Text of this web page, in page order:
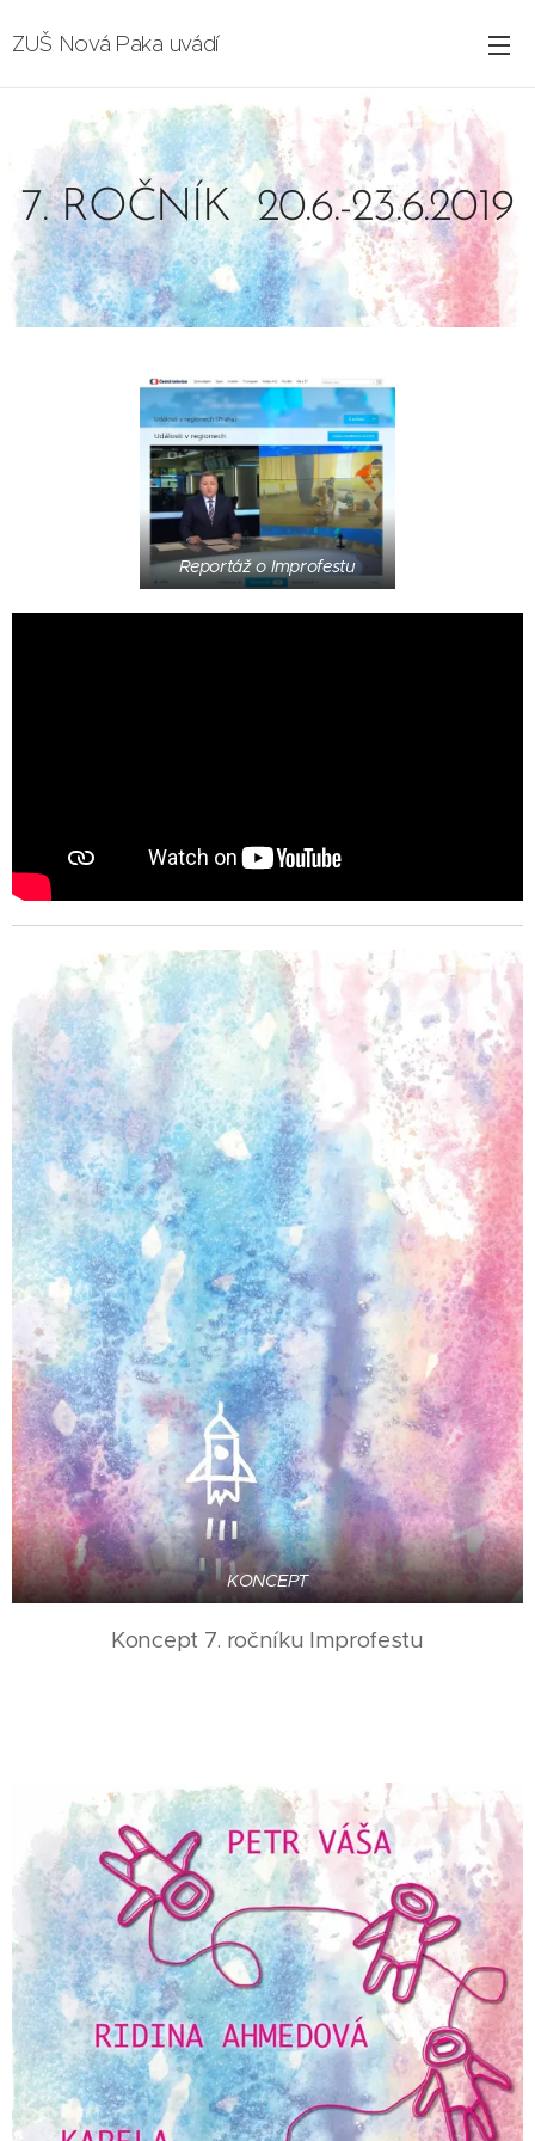
ZUŠ Nová Paka uvádí
7. ROČNÍK 20.6.-23.6.2019
Reportáž o Improfestu
KONCEPT
Koncept 7. ročníku Improfestu